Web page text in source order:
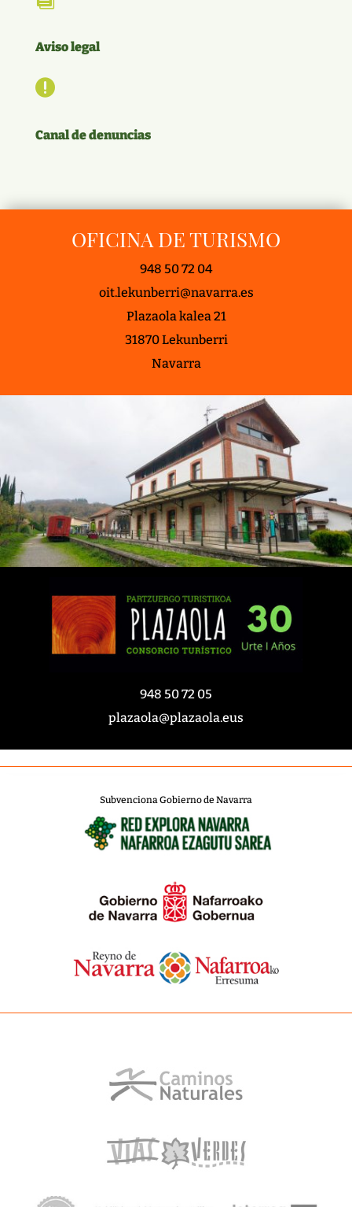
Aviso legal

Canal de denuncias
OFICINA DE TURISMO
948 50 72 04
oit.lekunberri@navarra.es
Plazaola kalea 21
31870 Lekunberri
Navarra
948 50 72 05
plazaola@plazaola.eus
Subvenciona Gobierno de Navarra